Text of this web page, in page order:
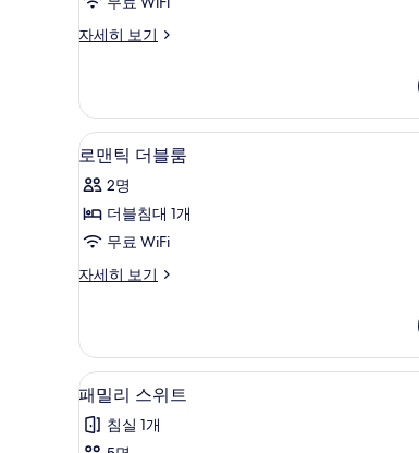
바
망
사
진
모
두
기
개)
자세히 보기
스
트
윈
룸,
다
전
자
세
히
로
맨
틱
더
룸
진
모
두
보
로맨틱 더블룸 | 객
6
로맨틱 더블룸
2명
더블침대 1개
무료 WiFi
자세히 보기
로
블
룸
자
세
히
패
밀
리
패밀리 스위트 | 객
4
패밀리 스위트
침실 1개